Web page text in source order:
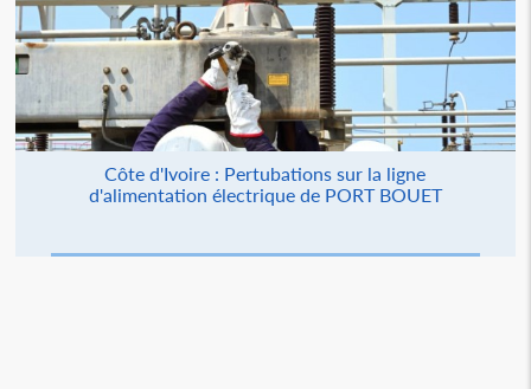
Côte d'Ivoire : Pertubations sur la ligne
d'alimentation électrique de PORT BOUET